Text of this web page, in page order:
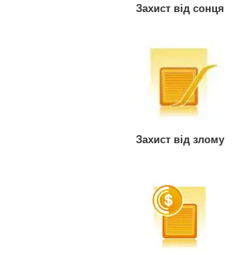
Захист від сонця
Захист від злому